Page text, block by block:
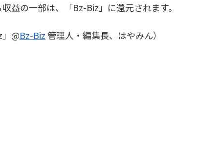
益の一部は、「Bz-Biz」に還元されます。
」@Bz-Biz 管理人・編集長、はやみん）